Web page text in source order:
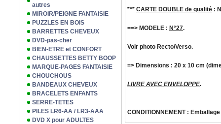
autres
MIROIR/PEIGNE FANTAISIE
PUZZLES EN BOIS
BARRETTES CHEVEUX
DVD-pas-cher
BIEN-ETRE et CONFORT
CHAUSSETTES BETTY BOOP
MARQUE-PAGES FANTAISIE
CHOUCHOUS
BANDEAUX CHEVEUX
BRACELETS ENFANTS
SERRE-TETES
PILES LR6-AA / LR3-AAA
DVD X pour ADULTES
*** CARTE DOUBLE de qualité :
==> MODELE : N°27.
Voir photo Recto/Verso.
=> Dimensions : 20 x 10 cm
LIVRE AVEC ENVELOPPE.
CONDITIONNEMENT :